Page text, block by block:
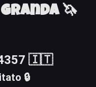
Granda 🦄
🇮🇹
🔒